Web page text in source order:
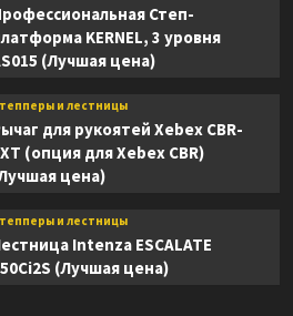
Степ-
KERNEL, 3 уровня
(Лучшая цена)
и лестницы
для рукоятей Xebex CBR-
(опция для Xebex CBR)
цена)
и лестницы
Intenza ESCALATE
(Лучшая цена)